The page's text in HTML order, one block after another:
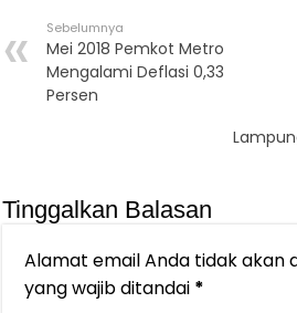
Sebelumnya
Mei 2018 Pemkot Metro
Mengalami Deflasi 0,33
Persen
Tinggalkan Balasan
Alamat email Anda tidak akan
yang wajib ditandai *